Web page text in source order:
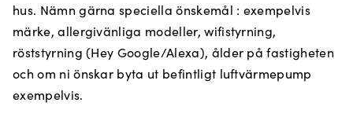
hus. Nämn gärna speciella önskemål : exempelvis
märke, allergivänliga modeller, wifistyrning,
röststyrning (Hey Google/Alexa), ålder på fastigheten
och om ni önskar byta ut befintligt luftvärmepump
exempelvis.